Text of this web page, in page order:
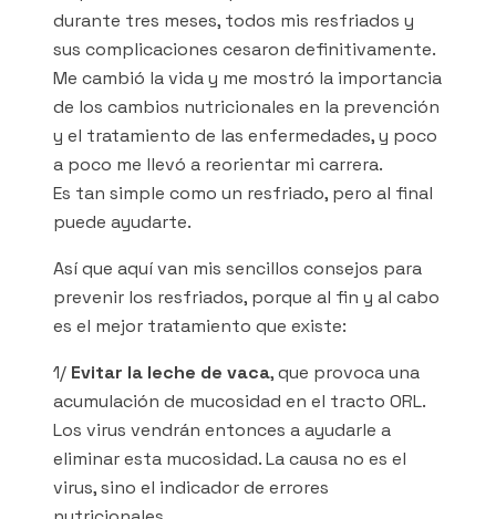
durante tres meses, todos mis resfriados y
sus complicaciones cesaron definitivamente.
Me cambió la vida y me mostró la importancia
de los cambios nutricionales en la prevención
y el tratamiento de las enfermedades, y poco
a poco me llevó a reorientar mi carrera.
Es tan simple como un resfriado, pero al final
puede ayudarte.
Así que aquí van mis sencillos consejos para
prevenir los resfriados, porque al fin y al cabo
es el mejor tratamiento que existe:
1/ Evitar la leche de vaca, que provoca una
acumulación de mucosidad en el tracto ORL.
Los virus vendrán entonces a ayudarle a
eliminar esta mucosidad. La causa no es el
virus, sino el indicador de errores